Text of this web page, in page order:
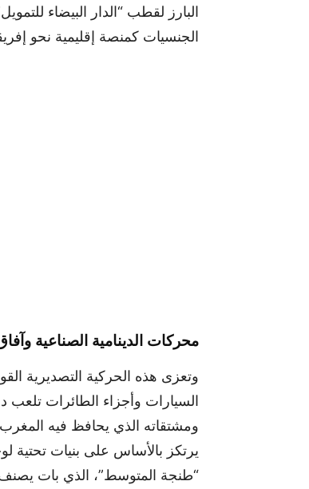
الجنسيات كمنصة إقليمية نحو
محركات الدينامية الصناعية وآفاق
وتعزى هذه الحركية التصديرية
السيارات وأجزاء الطائرات تلعب
ومشتقاته الذي يحافظ فيه
يرتكز بالأساس على بنيات تحتية
“طنجة المتوسط”، الذي بات يصنف